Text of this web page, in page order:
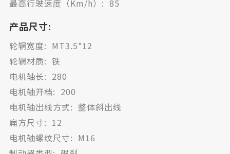
最高行驶速度（Km/h）: 85
产品尺寸:
轮辋宽度: MT3.5*12
轮辋材质: 铁
电机轴长: 280
电机轴开档: 200
电机轴出线方式: 整体斜出线
扁方尺寸: 12
电机轴螺纹尺寸: M16